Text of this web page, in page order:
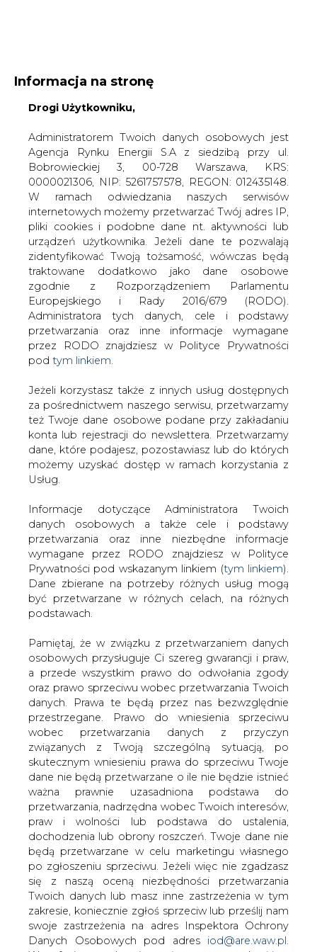
WŁĄCZ CIRE.TV
Administratorem Twoich danych osobowych jest
Bobrowieckiej 3, 00-728 Warszawa, KRS:
W ramach odwiedzania naszych serwisów
internetowych możemy przetwarzać Twój adres IP,
pliki cookies i podobne dane nt. aktywności lub
urządzeń użytkownika. Jeżeli dane te pozwalają
zidentyfikować Twoją tożsamość, wówczas będą
traktowane dodatkowo jako dane osobowe
zgodnie z Rozporządzeniem Parlamentu
Europejskiego i Rady 2016/679 (RODO).
Administratora tych danych, cele i podstawy
przetwarzania oraz inne informacje wymagane
przez RODO znajdziesz w Polityce Prywatności
podtym linkiem.
Jeżeli korzystasz także z innych usług dostępnych
za pośrednictwem naszego serwisu, przetwarzamy
też Twoje dane osobowe podane przy zakładaniu
dane, które podajesz, pozostawiasz lub do których
możemy uzyskać dostęp w ramach korzystania z
Usług.
Informacje dotyczące Administratora Twoich
danych osobowych a także cele i podstawy
przetwarzania oraz inne niezbędne informacje
Prywatności pod wskazanym linkiem (tym linkiem).
Dane zbierane na potrzeby różnych usług mogą
być przetwarzane w różnych celach, na różnych
podstawach.
Pamiętaj, że w związku z przetwarzaniem danych
osobowych przysługuje Ci szereg gwarancji i praw,
a przede wszystkim prawo do odwołania zgody
danych. Prawa te będą przez nas bezwzględnie
przestrzegane. Prawo do wniesienia sprzeciwu
wobec przetwarzania danych z przyczyn
związanych z Twoją szczególną sytuacją, po
skutecznym wniesieniu prawa do sprzeciwu Twoje
dane nie będą przetwarzane o ile nie będzie istnieć
ważna prawnie uzasadniona podstawa do
przetwarzania, nadrzędna wobec Twoich interesów,
praw i wolności lub podstawa do ustalenia,
dochodzenia lub obrony roszczeń. Twoje dane nie
będą przetwarzane w celu marketingu własnego
po zgłoszeniu sprzeciwu. Jeżeli więc nie zgadzasz
się z naszą oceną niezbędności przetwarzania
Twoich danych lub masz inne zastrzeżenia w tym
zakresie, koniecznie zgłoś sprzeciw lub prześlij nam
swoje zastrzeżenia na adres Inspektora Ochrony
Danych Osobowych pod adresiod@are.waw.pl.
Wycofanie zgody nie wpływa na zgodność z
prawem przetwarzania dokonanego przed jej
wycofaniem.
Strona główna / HANDEL EMISJAMI CO2 / Ceny CO2
spadły w Europie o 18 proc. po wypowiedzi ministra
Tchórzewskiego - Bloomberg
2018-09-13 00:00
drukuj
skomentuj
udostępnij:
Ceny CO2 spadły w Europie o 18
Tchórzewskiego - Bloomberg
Ceny uprawnień do emisji CO2 spadły w
czwartek w Europie najmocniej od
czterech lat, po tym jak minister energii
Krzysztof Tchórzewski w rozmowie z
PAP Biznes ocenił, że sytuacja na rynku
CO2 wymaga interwencji i
zainteresowania się ze strony Komisji
Europejskiej - poinformowała agencja
Bloomberg.
Ceny CO2 są najwyższe od dekady. Wycena
benchmarkowego kontraktu na uprawnienia do emisji
CO2 w unijnym systemie handlu (EU ETS) przekroczyła w
poniedziałek na giełdzie w Londynie 25 euro za tonę,